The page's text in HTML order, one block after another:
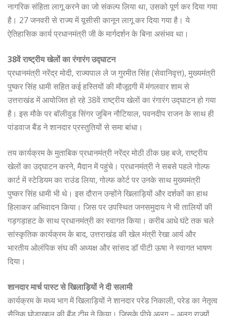
नागरिक संहिता लागू करने का जो संकल्प लिया था, उसको पूर्ण कर दिया गया
है। 27 जनवरी से राज्य में यूसीसी कानून लागू कर दिया गया है। ये
ऐतिहासिक कार्य प्रधानमंत्री जी के मार्गदर्शन के बिना असंभव था।
38वें राष्ट्रीय खेलों का रंगारंग उद्घाटन
प्रधानमंत्री नरेंद्र मोदी, राज्यपाल ले ज गुरमीत सिंह (सेवानिवृत्त), मुख्यमंत्री
पुष्कर सिंह धामी सहित कई हस्तियों की मौजूदगी में मंगलवार शाम से
उत्तराखंड में आयोजित हो रहे 38वें राष्ट्रीय खेलों का रंगारंग उद्घाटन हो गया
है। इस मौके पर बॉलीवुड सिंगर जुबिन नौटियाल, पवनदीप राजन के साथ ही
पांडवाज बैंड ने शानदार प्रस्तुतियों से समा बांधा।
तय कार्यक्रम के मुताबिक प्रधानमंत्री नरेंद्र मोठी ठीक छह बजे, राष्ट्रीय
खेलों का उद्घाटन करने, मैदान में पहुंचे। प्रधानमंत्री ने सबसे पहले गोल्फ
कार्ट में स्टेडियम का राउंड लिया, गोल्फ कोर्ट पर उनके साथ मुख्यमंत्री
पुष्कर सिंह धामी भी थे। इस दौरान उन्होंने खिलाड़ियों और दर्शकों का हाथ
हिलाकर अभिवादन किया। जिस पर उपस्थित जनसमुदाय ने भी तालियों की
गड़गड़ाहट के साथ प्रधानमंत्री का स्वागत किया। करीब आधे घंटे तक चले
सांस्कृतिक कार्यक्रम के बाद, उत्तराखंड की खेल मंत्री रेखा आर्य और
भारतीय ओलंपिक संघ की अध्यक्ष और सांसद डॉ पीटी ऊषा ने स्वागत भाषण
दिया।
शानदार मार्च पास्ट से खिलाड़ियों ने दी सलामी
कार्यक्रम के मध्य भाग में खिलाड़ियों ने शानदार परेड निकाली, परेड का नेतृत्व